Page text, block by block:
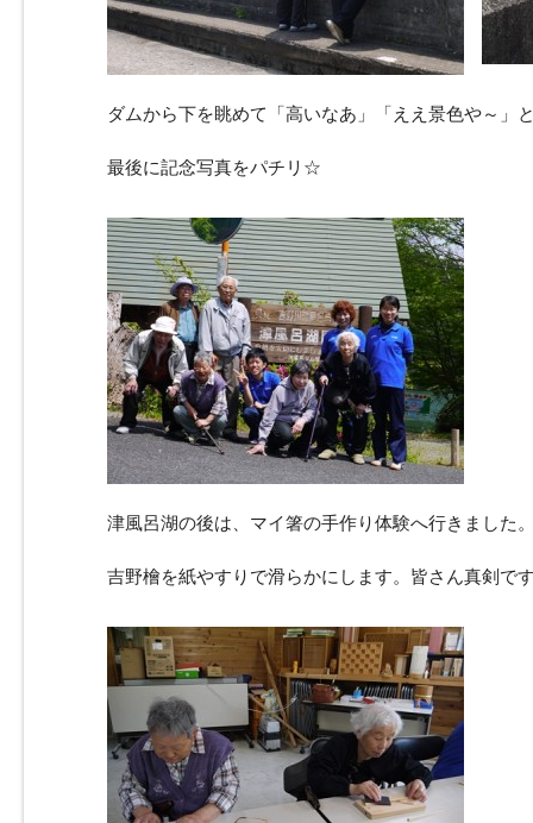
ダムから下を眺めて「高いなあ」「ええ景色や～」
最後に記念写真をパチリ☆
津風呂湖の後は、マイ箸の手作り体験へ行きました
吉野檜を紙やすりで滑らかにします。皆さん真剣で